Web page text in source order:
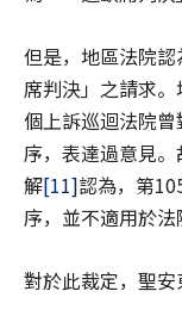
但是，地區法院
席判決」之請求
個上訴巡迴法院
序，表達過意見
解[11]認為，第
序，並不適用於
對於此裁定，聖